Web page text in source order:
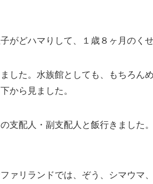
がどハマりして、１歳８ヶ月のく
した。水族館としても、もちろん
から見ました。
支配人・副支配人と飯行きました
ァリランドでは、ぞう、シマウマ